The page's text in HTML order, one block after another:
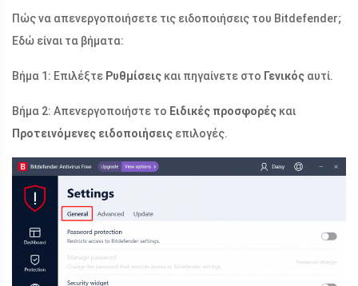
Πώς να απενεργοποιήσετε τις ειδοποιήσεις του Bitdefender;
Εδώ είναι τα βήματα:
Βήμα 1: Επιλέξτε Ρυθμίσεις και πηγαίνετε στο Γενικός αυτί.
Βήμα 2: Απενεργοποιήστε το Ειδικές προσφορές και
Προτεινόμενες ειδοποιήσεις επιλογές.